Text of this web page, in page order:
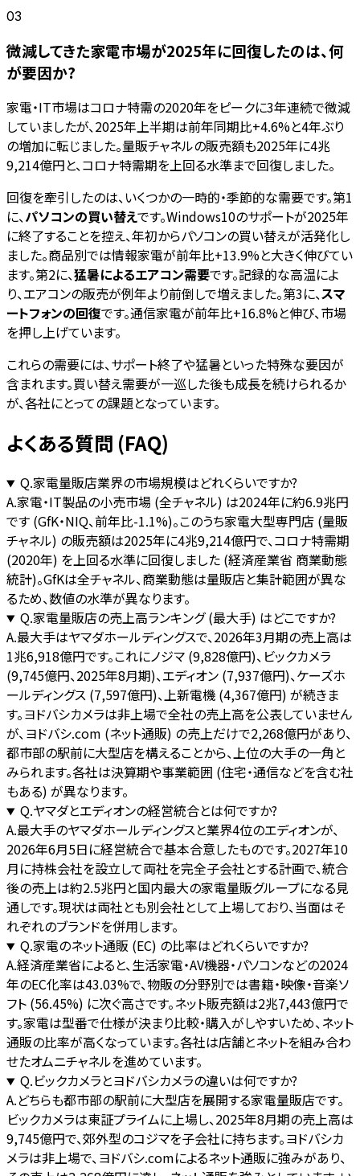
03
微減してきた家電市場が2025年に回復したのは、何
が要因か?
家電・IT市場はコロナ特需の2020年をピークに3年連続で微減
していましたが、2025年上半期は前年同期比+4.6%と4年ぶり
の増加に転じました。量販チャネルの販売額も2025年に4兆
9,214億円と、コロナ特需期を上回る水準まで回復しました。
回復を牽引したのは、いくつかの一時的・季節的な需要です。第1
に、パソコンの買い替えです。Windows10のサポートが2025年
に終了することを控え、年初からパソコンの買い替えが活発化し
ました。商品別では情報家電が前年比+13.9%と大きく伸びてい
ます。第2に、猛暑によるエアコン需要です。記録的な高温によ
り、エアコンの販売が例年より前倒しで増えました。第3に、スマ
ートフォンの回復です。通信家電が前年比+16.8%と伸び、市場
を押し上げています。
これらの需要には、サポート終了や猛暑といった特殊な要因が
含まれます。買い替え需要が一巡した後も成長を続けられるか
が、各社にとっての課題となっています。
よくある質問 (FAQ)
Q.家電量販店業界の市場規模はどれくらいですか?
A.家電・IT製品の小売市場 (全チャネル) は2024年に約6.9兆円
です (GfK・NIQ、前年比-1.1%)。このうち家電大型専門店 (量販
チャネル) の販売額は2025年に4兆9,214億円で、コロナ特需期
(2020年) を上回る水準に回復しました (経済産業省 商業動態
統計)。GfKは全チャネル、商業動態は量販店と集計範囲が異な
るため、数値の水準が異なります。
Q.家電量販店の売上高ランキング (最大手) はどこですか?
A.最大手はヤマダホールディングスで、2026年3月期の売上高は
1兆6,918億円です。これにノジマ (9,828億円)、ビックカメラ
(9,745億円、2025年8月期)、エディオン (7,937億円)、ケーズホ
ールディングス (7,597億円)、上新電機 (4,367億円) が続きま
す。ヨドバシカメラは非上場で全社の売上高を公表していません
が、ヨドバシ.com (ネット通販) の売上だけで2,268億円があり、
都市部の駅前に大型店を構えることから、上位の大手の一角と
みられます。各社は決算期や事業範囲 (住宅・通信などを含む社
もある) が異なります。
Q.ヤマダとエディオンの経営統合とは何ですか?
A.最大手のヤマダホールディングスと業界4位のエディオンが、
2026年6月5日に経営統合で基本合意したものです。2027年10
月に持株会社を設立して両社を完全子会社とする計画で、統合
後の売上は約2.5兆円と国内最大の家電量販グループになる見
通しです。現状は両社とも別会社として上場しており、当面はそ
れぞれのブランドを併用します。
Q.家電のネット通販 (EC) の比率はどれくらいですか?
A.経済産業省によると、生活家電・AV機器・パソコンなどの2024
年のEC化率は43.03%で、物販の分野別では書籍・映像・音楽ソ
フト (56.45%) に次ぐ高さです。ネット販売額は2兆7,443億円で
す。家電は型番で仕様が決まり比較・購入がしやすいため、ネット
通販の比率が高くなっています。各社は店舗とネットを組み合わ
せたオムニチャネルを進めています。
Q.ビックカメラとヨドバシカメラの違いは何ですか?
A.どちらも都市部の駅前に大型店を展開する家電量販店です。
ビックカメラは東証プライムに上場し、2025年8月期の売上高は
9,745億円で、郊外型のコジマを子会社に持ちます。ヨドバシカ
メラは非上場で、ヨドバシ.comによるネット通販に強みがあり、